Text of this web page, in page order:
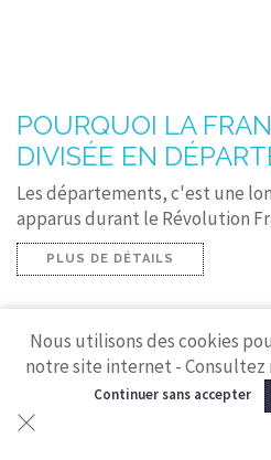
POURQUOI LA
DIVISÉE EN
Les départements, c'est une
apparus durant le Révolution
PLUS DE DÉTAILS
Nous utilisons des cookies
notre site internet - Consultez
Continuer sans accepter